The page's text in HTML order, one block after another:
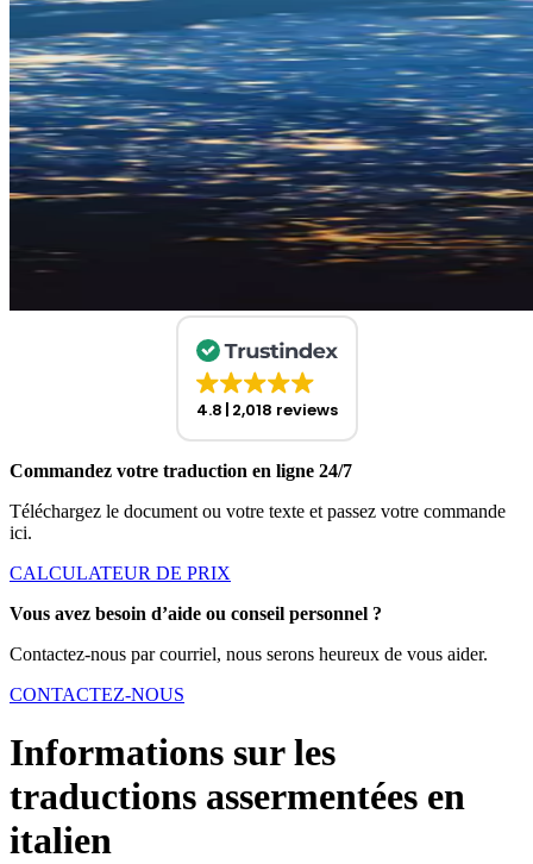
4.8 2,018 reviews
Commandez votre traduction en ligne 24/7
Téléchargez le document ou votre texte et passez votre commande
ici.
CALCULATEUR DE PRIX
Vous avez besoin d’aide ou conseil personnel ?
Contactez-nous par courriel, nous serons heureux de vous aider.
CONTACTEZ-NOUS
Informations sur les
traductions assermentées en
italien